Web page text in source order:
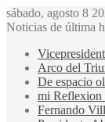
sábado, agosto 8
Noticias de última
Arco del
De espacio
mi Reflexion
Fernando